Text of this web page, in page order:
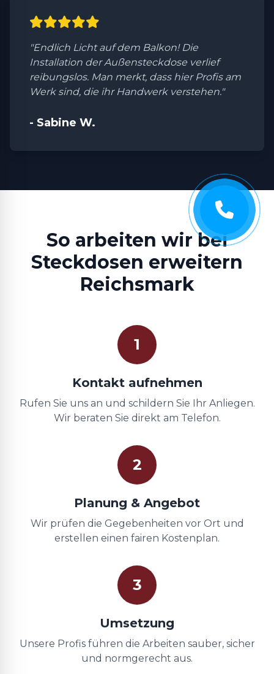
"Endlich Licht auf dem Balkon! Die
Installation der Außensteckdose verlief
reibungslos. Man merkt, dass hier Profis am
Werk sind, die ihr Handwerk verstehen."
- Sabine W.
So arbeiten wir bei
Steckdosen erweitern
Reichsmark
1
Kontakt aufnehmen
Rufen Sie uns an und schildern Sie Ihr Anliegen.
Wir beraten Sie direkt am Telefon.
2
Planung & Angebot
Wir prüfen die Gegebenheiten vor Ort und
erstellen einen fairen Kostenplan.
3
Umsetzung
Unsere Profis führen die Arbeiten sauber, sicher
und normgerecht aus.